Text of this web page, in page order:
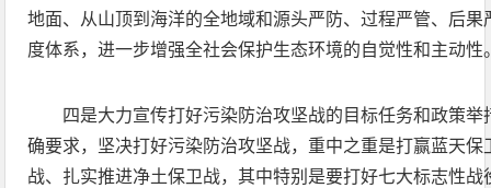
地面、从山顶到海洋的全地域和源头严防、过程严管、后
度体系，进一步增强全社会保护生态环境的自觉性和主动性
四是大力宣传打好污染防治攻坚战的目标任务和政策
确要求，坚决打好污染防治攻坚战，重中之重是打赢蓝天
战、扎实推进净土保卫战，其中特别是要打好七大标志性